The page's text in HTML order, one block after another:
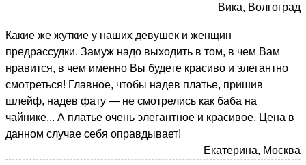
Вика, Волгоград
Какие же жуткие у наших девушек и женщин
предрассудки. Замуж надо выходить в том, в чем Вам
нравится, в чем именно Вы будете красиво и элегантно
смотреться! Главное, чтобы надев платье, пришив
шлейф, надев фату — не смотрелись как баба на
чайнике... А платье очень элегантное и красивое. Цена в
данном случае себя оправдывает!
Екатерина, Москва